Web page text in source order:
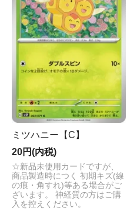
ミツハニー【C】
20円(内税)
☆新品未使用カードですが、
商品製造時につく 初期キズ(線
の痕・角すれ)等ある場合がご
ざいます。 神経質の方はご購
入を控えください。